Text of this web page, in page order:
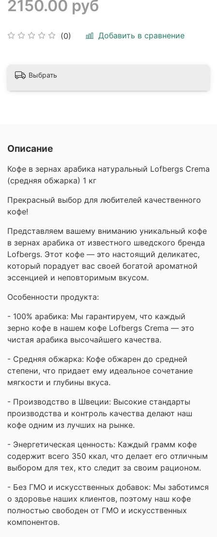
(0) Добавить в сравнение
2150.00 руб
Выбрать
Описание
Кофе в зернах арабика натуральный Lofbergs Crema
(средняя обжарка) 1 кг
Прекрасный выбор для любителей качественного
кофе!
Представляем вашему вниманию уникальный кофе
в зернах арабика от известного шведского бренда
Lofbergs. Этот кофе — это настоящий деликатес,
который порадует вас своей богатой ароматной
эссенцией и неповторимым вкусом.
Особенности продукта:
- 100% арабика: Мы гарантируем, что каждый
зерно кофе в нашем кофе Lofbergs Crema — это
чистая арабика высочайшего качества.
- Средняя обжарка: Кофе обжарен до средней
степени, что придает ему идеальное сочетание
мягкости и глубины вкуса.
- Производство в Швеции: Высокие стандарты
производства и контроль качества делают наш
кофе одним из лучших на рынке.
- Энергетическая ценность: Каждый грамм кофе
содержит всего 350 ккал, что делает его отличным
выбором для тех, кто следит за своим рационом.
- Без ГМО и искусственных добавок: Мы заботимся
о здоровье наших клиентов, поэтому наш кофе
полностью свободен от ГМО и искусственных
компонентов.